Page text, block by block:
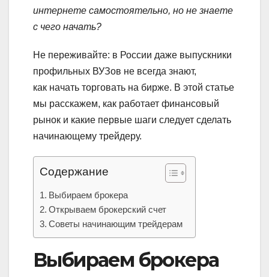
интернете самостоятельно, но не знаете
с чего начать?
Не переживайте: в России даже выпускники
профильных ВУЗов не всегда знают,
как начать торговать на бирже. В этой статье
мы расскажем, как работает финансовый
рынок и какие первые шаги следует сделать
начинающему трейдеру.
Содержание
Выбираем брокера
Открываем брокерский счет
Советы начинающим трейдерам
Выбираем брокера